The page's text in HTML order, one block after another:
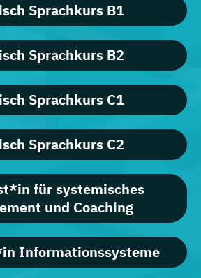
Sprachkurs B1
Sprachkurs B2
Sprachkurs C1
Sprachkurs C2
für systemisches
und Coaching
Informationssysteme